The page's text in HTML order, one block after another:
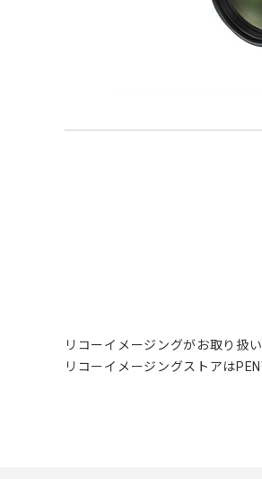
リコーイメージングがお取り扱
リコーイメージングストアは